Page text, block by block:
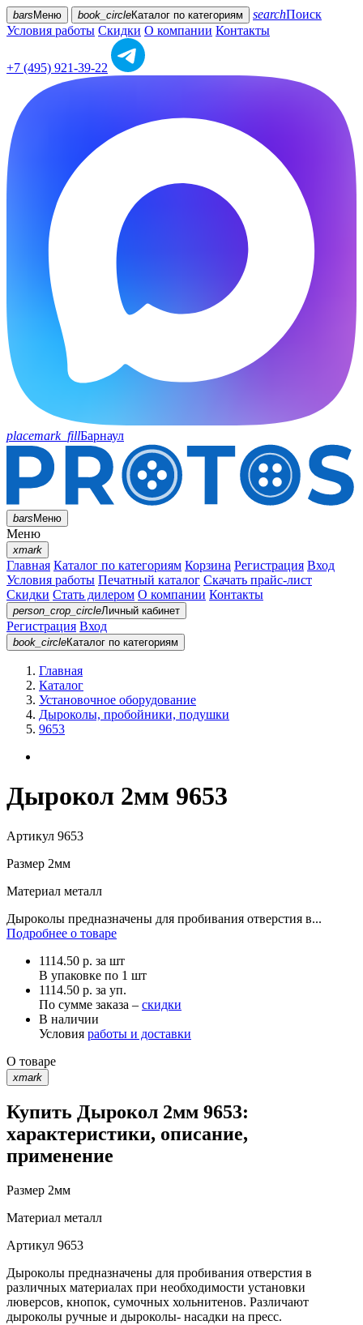
bars Меню book_circleКаталог по категориям searchПоиск
Условия работы Скидки О компании Контакты
+7 (495) 921-39-22
placemark_fillБарнаул
barsМеню
Меню
xmark
Главная Каталог по категориям Корзина Регистрация Вход
Условия работы Печатный каталог Скачать прайс-лист
Скидки Стать дилером О компании Контакты
person_crop_circleЛичный кабинет
Регистрация Вход
book_circleКаталог по категориям
Главная
Каталог
Установочное оборудование
Дыроколы, пробойники, подушки
9653
Дырокол 2мм 9653
Артикул 9653
Размер 2мм
Материал металл
Дыроколы предназначены для пробивания отверстия в...
Подробнее о товаре
1114.50 р. за шт
В упаковке по 1 шт
1114.50 р. за уп.
По сумме заказа – скидки
В наличии
Условия работы и доставки
О товаре
xmark
Купить Дырокол 2мм 9653:
характеристики, описание,
применение
Размер 2мм
Материал металл
Артикул 9653
Дыроколы предназначены для пробивания отверстия в
различных материалах при необходимости установки
люверсов, кнопок, сумочных хольнитенов. Различают
дыроколы ручные и дыроколы- насадки на пресс.